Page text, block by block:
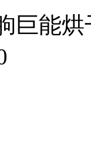
巨能